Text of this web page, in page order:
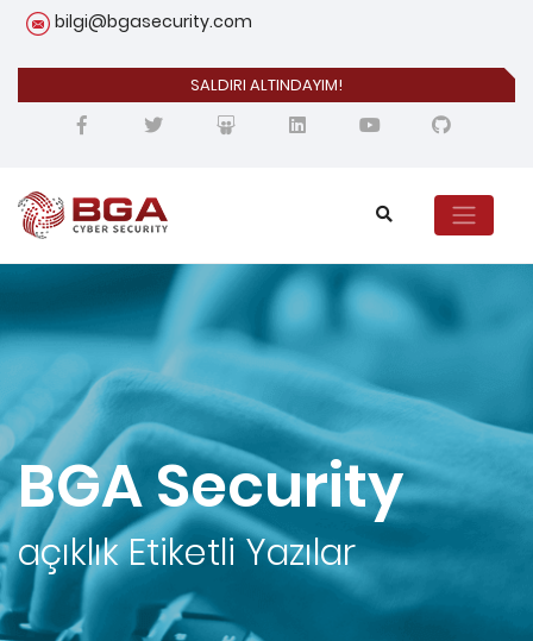
bilgi@bgasecurity.com
SALDIRI ALTINDAYIM!
BGA Security
açıklıkEtiketli Yazılar